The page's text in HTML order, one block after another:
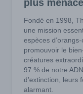
plus
Fondé en 1998,
une mission
espèces
promouvoir le
créatures
97 % de notre
d’extinction, leurs
alarmant.